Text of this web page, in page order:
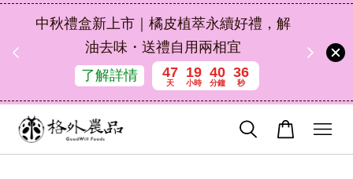
中秋禮盒新上市｜橘皮植萃永續好禮，解
油去味・送禮自用兩相宜
了解詳情
47
天
19
小時
40
分鐘
34
秒